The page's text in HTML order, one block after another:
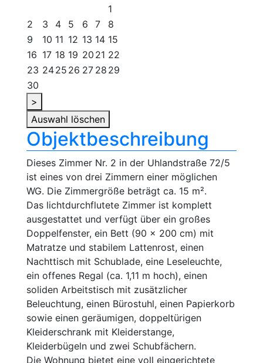
1
2
3 4 5 6 7
8
9
10 11 12 13 14 15
16 17 18 19 20 21 22
23 2425 26 27 28 29
30
>
Auswahl löschen
Objektbeschreibung
Dieses Zimmer Nr. 2 in der Uhlandstraße 72/5
ist eines von drei Zimmern einer möglichen
WG. Die Zimmergröße beträgt ca. 15 m².
Das lichtdurchflutete Zimmer ist komplett
ausgestattet und verfügt über ein großes
Doppelfenster, ein Bett (90 × 200 cm) mit
Matratze und stabilem Lattenrost, einen
Nachttisch mit Schublade, eine Leseleuchte,
ein offenes Regal (ca. 1,11 m hoch), einen
soliden Arbeitstisch mit zusätzlicher
Beleuchtung, einen Bürostuhl, einen Papierkorb
sowie einen geräumigen, doppeltürigen
Kleiderschrank mit Kleiderstange,
Kleiderbügeln und zwei Schubfächern.
Die Wohnung bietet eine voll eingerichtete